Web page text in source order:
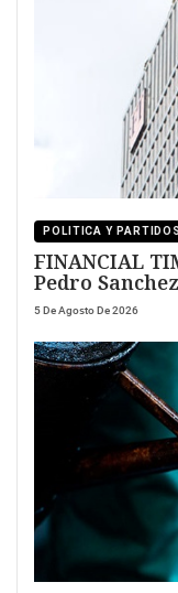
POLITICA Y PARTIDOS
FINANCIAL
Pedro Sanchez
5 De Agosto De 2026